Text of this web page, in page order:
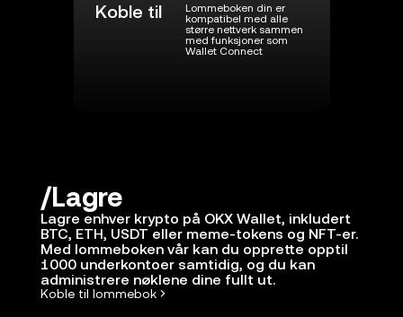
Koble til
Lommeboken din er
kompatibel med alle
større nettverk sammen
med funksjoner som
Wallet Connect
Lagre
Lagre enhver krypto på OKX Wallet, inkludert
BTC, ETH, USDT eller meme-tokens og NFT-er.
Med lommeboken vår kan du opprette opptil
1000 underkontoer samtidig, og du kan
administrere nøklene dine fullt ut.
Koble til lommebok